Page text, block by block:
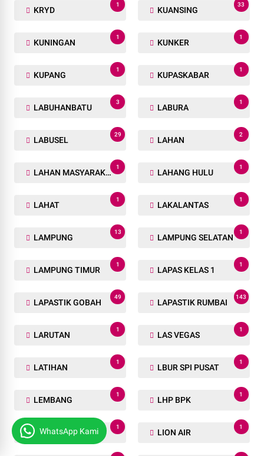
KRYD
1
KUANSING
33
KUNINGAN
1
KUNKER
1
KUPANG
1
KUPASKABAR
1
LABUHANBATU
3
LABURA
1
LABUSEL
29
LAHAN
2
LAHAN MASYARAKAT
1
LAHANG HULU
1
LAHAT
1
LAKALANTAS
1
LAMPUNG
13
LAMPUNG SELATAN
1
LAMPUNG TIMUR
1
LAPAS KELAS 1
1
LAPASTIK GOBAH
49
LAPASTIK RUMBAI
143
LARUTAN
1
LAS VEGAS
1
LATIHAN
1
LBUR SPI PUSAT
1
LEMBANG
1
LHP BPK
1
LIMBAH
1
LION AIR
1
WhatsApp Kami